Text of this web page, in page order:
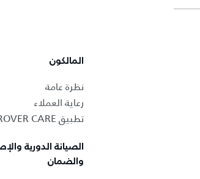
المالكون
نظرة عامة
رعاية العملاء
تطبيق LAND ROVER CARE
الصيانة الدورية
والضمان